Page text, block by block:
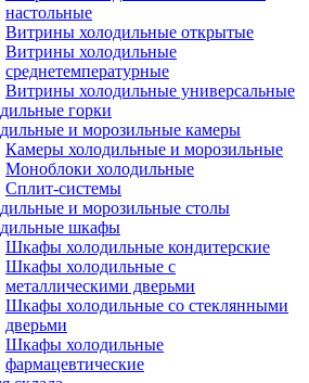
настольные
Витрины холодильные открытые
Витрины холодильные
среднетемпературные
Витрины холодильные универсальные
горки
и морозильные камеры
Камеры холодильные и морозильные
Моноблоки холодильные
Сплит-системы
и морозильные столы
шкафы
Шкафы холодильные кондитерские
Шкафы холодильные с
металлическими дверьми
Шкафы холодильные со стеклянными
дверьми
Шкафы холодильные
фармацевтические